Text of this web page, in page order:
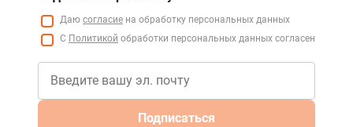
Даю согласие на обработку персональных данных
С Политикой обработки персональных данных согласен
Подписаться